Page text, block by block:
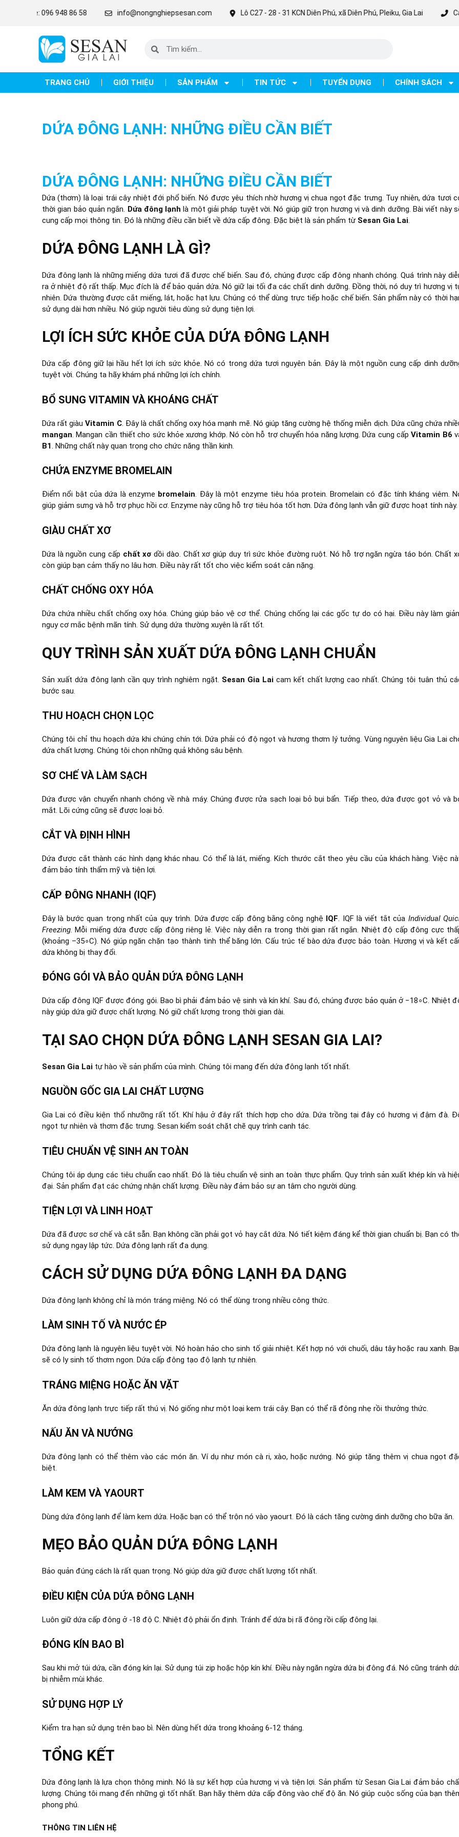
096 948 86 58 info@nongnghiepsesan.com Lô C27 - 28 - 31 KCN Diên Phú, xã Diên Phú, Pleiku, Gia Lai Cập
TRANG CHỦ GIỚI THIỆU SẢN PHẨM TIN TỨC TUYỂN DỤNG CHÍNH SÁCH
DỨA ĐÔNG LẠNH: NHỮNG ĐIỀU CẦN BIẾT
DỨA ĐÔNG LẠNH: NHỮNG ĐIỀU CẦN BIẾT
Dứa (thơm) là loại trái cây nhiệt đới phổ biến. Nó được yêu thích nhờ hương vị chua ngọt đặc trưng. Tuy nhiên, dứa tươi
thời gian bảo quản ngắn. Dứa đông lạnh là một giải pháp tuyệt vời. Nó giúp giữ trọn hương vị và dinh dưỡng. Bài viết này
cung cấp mọi thông tin. Đó là những điều cần biết về dứa cấp đông. Đặc biệt là sản phẩm từ Sesan Gia Lai.
DỨA ĐÔNG LẠNH LÀ GÌ?
Dứa đông lạnh là những miếng dứa tươi đã được chế biến. Sau đó, chúng được cấp đông nhanh chóng. Quá trình này
ra ở nhiệt độ rất thấp. Mục đích là để bảo quản dứa. Nó giữ lại tối đa các chất dinh dưỡng. Đồng thời, nó duy trì hương vị
nhiên. Dứa thường được cắt miếng, lát, hoặc hạt lựu. Chúng có thể dùng trực tiếp hoặc chế biến. Sản phẩm này có thời
sử dụng dài hơn nhiều. Nó giúp người tiêu dùng sử dụng tiện lợi.
LỢI ÍCH SỨC KHỎE CỦA DỨA ĐÔNG LẠNH
Dứa cấp đông giữ lại hầu hết lợi ích sức khỏe. Nó có trong dứa tươi nguyên bản. Đây là một nguồn cung cấp dinh
tuyệt vời. Chúng ta hãy khám phá những lợi ích chính.
BỔ SUNG VITAMIN VÀ KHOÁNG CHẤT
Dứa rất giàuVitamin C. Đây là chất chống oxy hóa mạnh mẽ. Nó giúp tăng cường hệ thống miễn dịch. Dứa cũng chứa
mangan . Mangan cần thiết cho sức khỏe xương khớp. Nó còn hỗ trợ chuyển hóa năng lượng. Dứa cung cấpVitamin B6
B1 . Những chất này quan trọng cho chức năng thần kinh.
CHỨA ENZYME BROMELAIN
Điểm nổi bật của dứa là enzyme bromelain. Đây là một enzyme tiêu hóa protein. Bromelain có đặc tính kháng viêm.
giúp giảm sưng và hỗ trợ phục hồi cơ. Enzyme này cũng hỗ trợ tiêu hóa tốt hơn. Dứa đông lạnh vẫn giữ được hoạt tính này.
GIÀU CHẤT XƠ
Dứa là nguồn cung cấp chất xơ dồi dào. Chất xơ giúp duy trì sức khỏe đường ruột. Nó hỗ trợ ngăn ngừa táo bón. Chất
còn giúp bạn cảm thấy no lâu hơn. Điều này rất tốt cho việc kiểm soát cân nặng.
CHẤT CHỐNG OXY HÓA
Dứa chứa nhiều chất chống oxy hóa. Chúng giúp bảo vệ cơ thể. Chúng chống lại các gốc tự do có hại. Điều này làm
nguy cơ mắc bệnh mãn tính. Sử dụng dứa thường xuyên là rất tốt.
QUY TRÌNH SẢN XUẤT DỨA ĐÔNG LẠNH CHUẨN
Sản xuất dứa đông lạnh cần quy trình nghiêm ngặt. Sesan Gia Lai cam kết chất lượng cao nhất. Chúng tôi tuân thủ
bước sau.
THU HOẠCH CHỌN LỌC
Chúng tôi chỉ thu hoạch dứa khi chúng chín tới. Dứa phải có độ ngọt và hương thơm lý tưởng. Vùng nguyên liệu Gia Lai
dứa chất lượng. Chúng tôi chọn những quả không sâu bệnh.
SƠ CHẾ VÀ LÀM SẠCH
Dứa được vận chuyển nhanh chóng về nhà máy. Chúng được rửa sạch loại bỏ bụi bẩn. Tiếp theo, dứa được gọt vỏ và
mắt. Lõi cứng cũng sẽ được loại bỏ.
CẮT VÀ ĐỊNH HÌNH
Dứa được cắt thành các hình dạng khác nhau. Có thể là lát, miếng. Kích thước cắt theo yêu cầu của khách hàng. Việc
đảm bảo tính thẩm mỹ và tiện lợi.
CẤP ĐÔNG NHANH (IQF)
Đây là bước quan trọng nhất của quy trình. Dứa được cấp đông bằng công nghệ IQF . IQF là viết tắt của Individual
Freezing . Mỗi miếng dứa được cấp đông riêng lẻ. Việc này diễn ra trong thời gian rất ngắn. Nhiệt độ cấp đông cực
(khoảng –35∘C). Nó giúp ngăn chặn tạo thành tinh thể băng lớn. Cấu trúc tế bào dứa được bảo toàn. Hương vị và kết
dứa không bị thay đổi.
ĐÓNG GÓI VÀ BẢO QUẢN DỨA ĐÔNG LẠNH
Dứa cấp đông IQF được đóng gói. Bao bì phải đảm bảo vệ sinh và kín khí. Sau đó, chúng được bảo quản ở −18∘C. Nhiệt
này giúp dứa giữ được chất lượng. Nó giữ chất lượng trong thời gian dài.
TẠI SAO CHỌN DỨA ĐÔNG LẠNH SESAN GIA LAI?
Sesan Gia Lai tự hào về sản phẩm của mình. Chúng tôi mang đến dứa đông lạnh tốt nhất.
NGUỒN GỐC GIA LAI CHẤT LƯỢNG
Gia Lai có điều kiện thổ nhưỡng rất tốt. Khí hậu ở đây rất thích hợp cho dứa. Dứa trồng tại đây có hương vị đậm đà.
ngọt tự nhiên và thơm đặc trưng. Sesan kiểm soát chặt chẽ quy trình canh tác.
TIÊU CHUẨN VỆ SINH AN TOÀN
Chúng tôi áp dụng các tiêu chuẩn cao nhất. Đó là tiêu chuẩn vệ sinh an toàn thực phẩm. Quy trình sản xuất khép kín và
đại. Sản phẩm đạt các chứng nhận chất lượng. Điều này đảm bảo sự an tâm cho người dùng.
TIỆN LỢI VÀ LINH HOẠT
Dứa đã được sơ chế và cắt sẵn. Bạn không cần phải gọt vỏ hay cắt dứa. Nó tiết kiệm đáng kể thời gian chuẩn bị. Bạn có
sử dụng ngay lập tức. Dứa đông lạnh rất đa dụng.
CÁCH SỬ DỤNG DỨA ĐÔNG LẠNH ĐA DẠNG
Dứa đông lạnh không chỉ là món tráng miệng. Nó có thể dùng trong nhiều công thức.
LÀM SINH TỐ VÀ NƯỚC ÉP
Dứa đông lạnh là nguyên liệu tuyệt vời. Nó hoàn hảo cho sinh tố giải nhiệt. Kết hợp nó với chuối, dâu tây hoặc rau xanh.
sẽ có ly sinh tố thơm ngon. Dứa cấp đông tạo độ lạnh tự nhiên.
TRÁNG MIỆNG HOẶC ĂN VẶT
Ăn dứa đông lạnh trực tiếp rất thú vị. Nó giống như một loại kem trái cây. Bạn có thể rã đông nhẹ rồi thưởng thức.
NẤU ĂN VÀ NƯỚNG
Dứa đông lạnh có thể thêm vào các món ăn. Ví dụ như món cà ri, xào, hoặc nướng. Nó giúp tăng thêm vị chua ngọt
biệt.
LÀM KEM VÀ YAOURT
Dùng dứa đông lạnh để làm kem dứa. Hoặc bạn có thể trộn nó vào yaourt. Đó là cách tăng cường dinh dưỡng cho bữa ăn.
MẸO BẢO QUẢN DỨA ĐÔNG LẠNH
Bảo quản đúng cách là rất quan trọng. Nó giúp dứa giữ được chất lượng tốt nhất.
ĐIỀU KIỆN CỦA DỨA ĐÔNG LẠNH
Luôn giữ dứa cấp đông ở -18 độ C. Nhiệt độ phải ổn định. Tránh để dứa bị rã đông rồi cấp đông lại.
ĐÓNG KÍN BAO BÌ
Sau khi mở túi dứa, cần đóng kín lại. Sử dụng túi zip hoặc hộp kín khí. Điều này ngăn ngừa dứa bị đông đá. Nó cũng tránh
bị nhiễm mùi khác.
SỬ DỤNG HỢP LÝ
Kiểm tra hạn sử dụng trên bao bì. Nên dùng hết dứa trong khoảng 6-12 tháng.
TỔNG KẾT
Dứa đông lạnh là lựa chọn thông minh. Nó là sự kết hợp của hương vị và tiện lợi. Sản phẩm từ Sesan Gia Lai đảm bảo
lượng. Chúng tôi mang đến những gì tốt nhất. Bạn hãy thêm dứa cấp đông vào chế độ ăn. Nó giúp cuộc sống của bạn
phong phú.
THÔNG TIN LIÊN HỆ